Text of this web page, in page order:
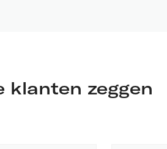
klanten zeggen